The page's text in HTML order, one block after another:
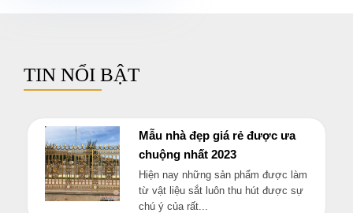
TIN NỔI BẬT
Mẫu nhà đẹp giá rẻ được ưa
chuộng nhất 2023
Hiện nay những sản phẩm được làm
từ vật liệu sắt luôn thu hút được sự
chú ý của rất...